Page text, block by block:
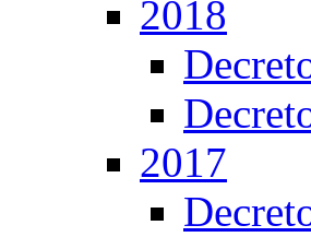
2018
2017